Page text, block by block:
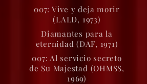
007: Vive y deja morir
(LALD, 1973)
Diamantes para la
eternidad (DAF, 1971)
007: Al servicio secreto
de Su Majestad (OHMSS,
1969)